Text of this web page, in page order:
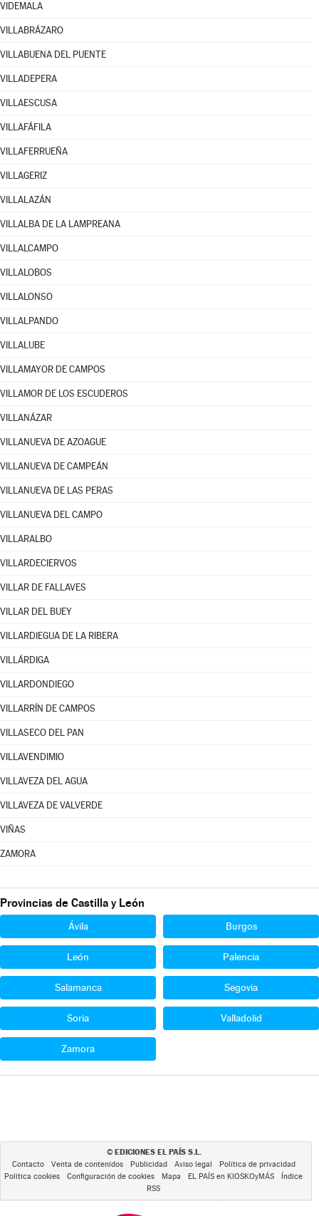
VIDEMALA
VILLABRÁZARO
VILLABUENA DEL PUENTE
VILLADEPERA
VILLAESCUSA
VILLAFÁFILA
VILLAFERRUEÑA
VILLAGERIZ
VILLALAZÁN
VILLALBA DE LA LAMPREANA
VILLALCAMPO
VILLALOBOS
VILLALONSO
VILLALPANDO
VILLALUBE
VILLAMAYOR DE CAMPOS
VILLAMOR DE LOS ESCUDEROS
VILLANÁZAR
VILLANUEVA DE AZOAGUE
VILLANUEVA DE CAMPEÁN
VILLANUEVA DE LAS PERAS
VILLANUEVA DEL CAMPO
VILLARALBO
VILLARDECIERVOS
VILLAR DE FALLAVES
VILLAR DEL BUEY
VILLARDIEGUA DE LA RIBERA
VILLÁRDIGA
VILLARDONDIEGO
VILLARRÍN DE CAMPOS
VILLASECO DEL PAN
VILLAVENDIMIO
VILLAVEZA DEL AGUA
VILLAVEZA DE VALVERDE
VIÑAS
ZAMORA
Provincias de Castilla y León
Ávila Burgos
León Palencia
Salamanca Segovia
Soria Valladolid
Zamora
© EDICIONES EL PAÍS S.L.
Contacto Venta de contenidos Publicidad Aviso legal
Política de privacidad
Política cookies
Configuración de cookies Mapa EL PAÍS en KIOSKOyMÁS
Índice
RSS